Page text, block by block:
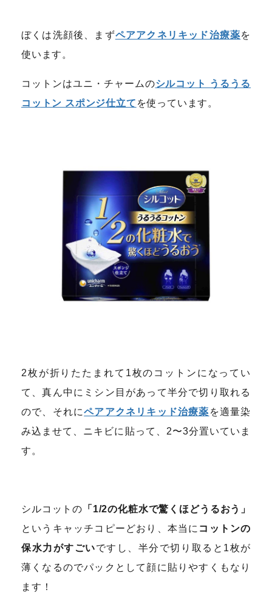
ぼくは洗顔後、まずペアアクネリキッド治療薬を
使います。
コットンはユニ・チャームのシルコット うるうる
コットン スポンジ仕立て を使っています。
2枚が折りたたまれて1枚のコットンになってい
て、真ん中にミシン目があって半分で切り取れる
ので、それにペアアクネリキッド治療薬 を適量染
み込ませて、ニキビに貼って、2〜3分置いていま
す。
シルコットの 「1/2の化粧水で驚くほどうるおう」
というキャッチコピーどおり、本当に コットンの
保水力がすごいですし、半分で切り取ると1枚が
薄くなるのでパックとして顔に貼りやすくもなり
ます！